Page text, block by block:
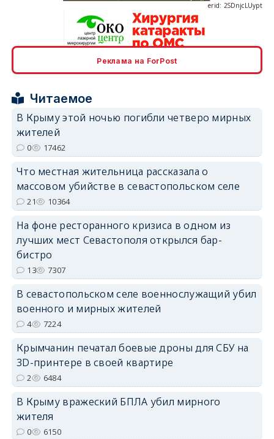
erid: 2SDnjdPjgYS
erid: 2SDnjdvhGXG
Реклама на ForPost
Читаемое
В Крыму этой ночью погибли четверо мирных
жителей
0 17462
Что местная жительница рассказала о
массовом убийстве в севастопольском селе
21 10364
На фоне ресторанного кризиса в одном из
лучших мест Севастополя открылся бар-
бистро
13 7307
В севастопольском селе военнослужащий убил
военного и мирных жителей
4 7224
Крымчанин печатал боевые дроны для СБУ на
3D-принтере в своей квартире
2 6484
В Крыму вражеский БПЛА убил мирного
жителя
0 6150